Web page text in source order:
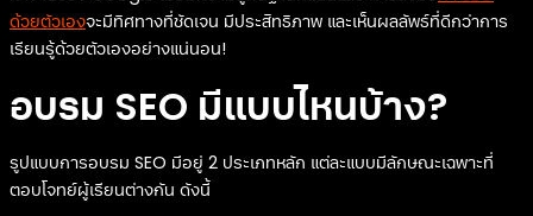
ด้วยตัวเองจะมีทิศทางที่ชัดเจน มีประสิทธิภาพ และเห็นผลลัพธ์ที่ดีกว่าการ
เรียนรู้ด้วยตัวเองอย่างแน่นอน!
อบรม SEO มีแบบไหนบ้าง?
รูปแบบการอบรม SEO มีอยู่ 2 ประเภทหลัก แต่ละแบบมีลักษณะเฉพาะที่
ตอบโจทย์ผู้เรียนต่างกัน ดังนี้